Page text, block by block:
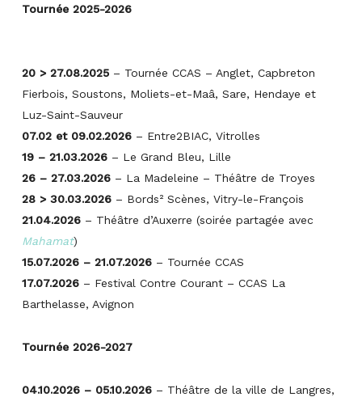
Tournée 2025-2026
20 > 27.08.2025– Tournée CCAS – Anglet, Capbreton
Fierbois, Soustons, Moliets-et-Maâ, Sare, Hendaye et
Luz-Saint-Sauveur
07.02 et 09.02.2026– Entre2BIAC, Vitrolles
19 – 21.03.2026– Le Grand Bleu, Lille
26 – 27.03.2026– La Madeleine – Théâtre de Troyes
28 > 30.03.2026– Bords² Scènes, Vitry-le-François
21.04.2026– Théâtre d’Auxerre (soirée partagée avec
Mahamat)
15.07.2026 – 21.07.2026– Tournée CCAS
17.07.2026– Festival Contre Courant – CCAS La
Barthelasse, Avignon
Tournée 2026-2027
04.10.2026 – 05.10.2026– Théâtre de la ville de Langres,